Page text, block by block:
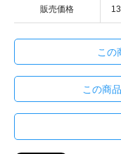
販売価格
この
この商